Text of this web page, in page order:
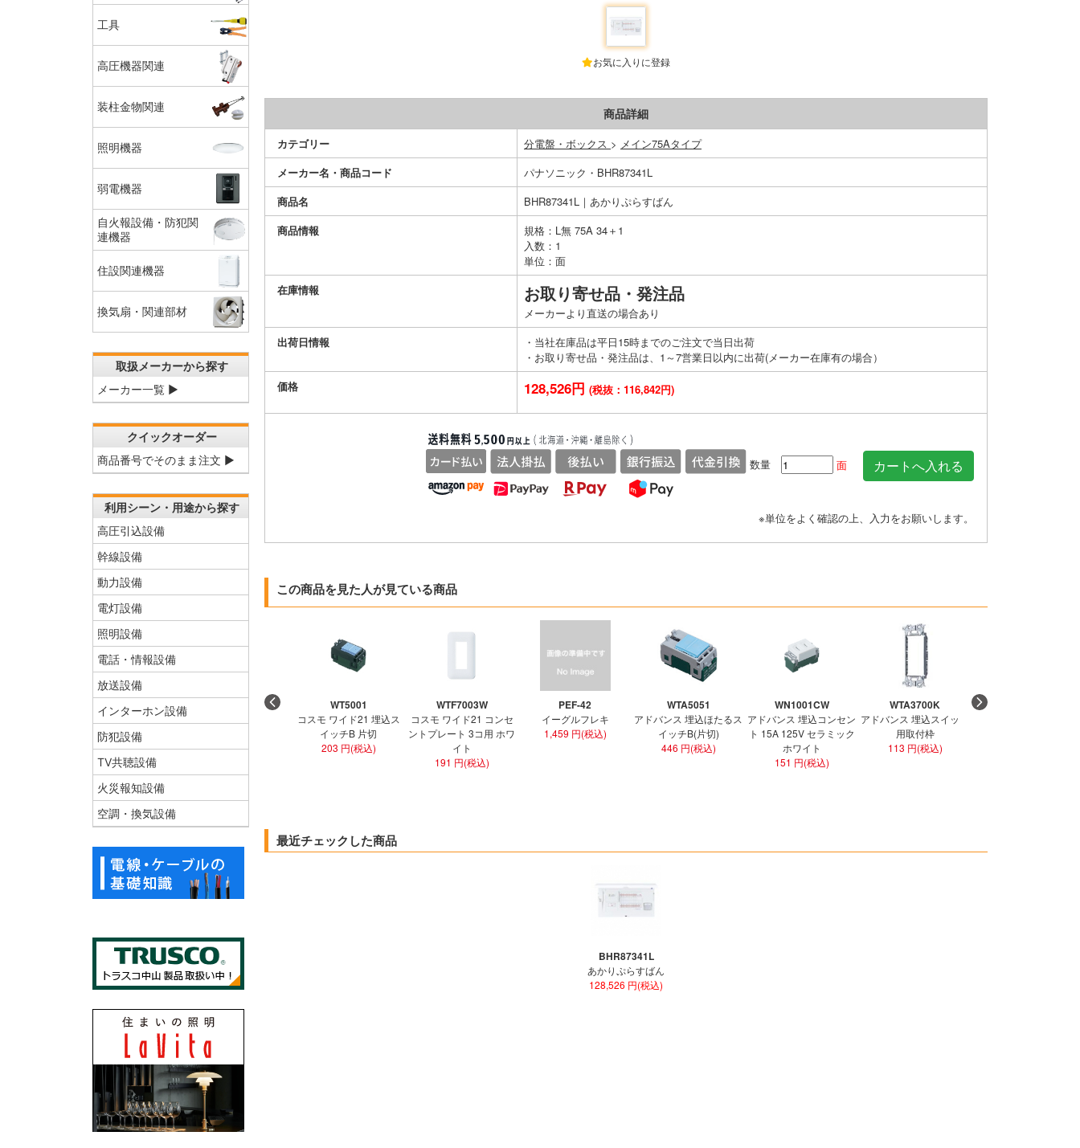
お気に入りに登録
商品詳細
カテゴリー 分電盤・ボックス > メイン75Aタイプ
メーカー名・商品コード
パナソニック・BHR87341L
商品名
BHR87341L｜あかりぷらすばん
商品情報
規格：L無 75A 34＋1
入数：1
単位：面
在庫情報
お取り寄せ品・発注品
メーカーより直送の場合あり
出荷日情報
・当社在庫品は平日15時までのご注文で当日出荷
・お取り寄せ品・発注品は、1～7営業日以内に出荷(メーカー在庫有の場合）
価格
128,526円 (税抜：116,842円)
数量 面
※単位をよく確認の上、入力をお願いします。
この商品を見た人が見ている商品
WT5001
コスモ ワイド21 埋込ス
イッチB 片切
203 円(税込)
WTF7003W
コスモ ワイド21 コンセ
ントプレート 3コ用 ホワ
イト
191 円(税込)
PEF-42
イーグルフレキ
1,459 円(税込)
WTA5051
アドバンス 埋込ほたるス
イッチB(片切)
446 円(税込)
WN1001CW
アドバンス 埋込コンセン
ト 15A 125V セラミック
ホワイト
151 円(税込)
WTA3700K
アドバンス 埋込スイッチ
用取付枠
113 円(税込)
最近チェックした商品
BHR87341L
あかりぷらすばん
128,526 円(税込)
工具
高圧機器関連
装柱金物関連
照明機器
弱電機器
自火報設備・防犯関
連機器
住設関連機器
換気扇・関連部材
取扱メーカーから探す
メーカー一覧 ▶
クイックオーダー
商品番号でそのまま注文 ▶
利用シーン・用途から探す
高圧引込設備
幹線設備
動力設備
電灯設備
照明設備
電話・情報設備
放送設備
インターホン設備
防犯設備
TV共聴設備
火災報知設備
空調・換気設備